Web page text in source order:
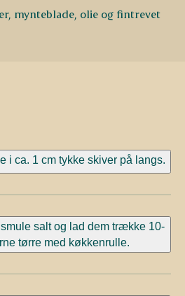
mynteblade, olie og fintrevet
i ca. 1 cm tykke skiver på langs.
salt og lad dem trække 10-
tørre med køkkenrulle.